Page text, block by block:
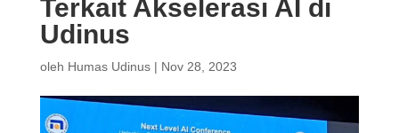
Terkait Akselerasi AI di
Udinus
oleh Humas Udinus| Nov 28, 2023